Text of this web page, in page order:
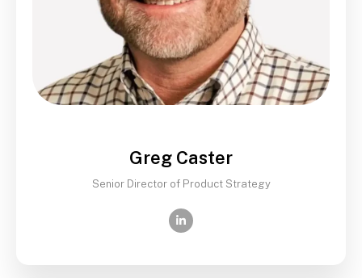
Greg Caster
Senior Director of Product Strategy